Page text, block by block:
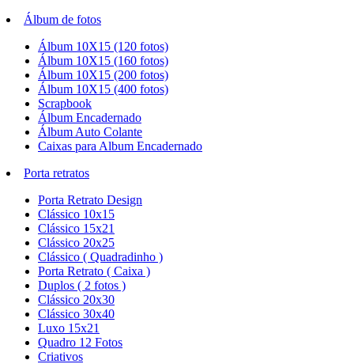
Álbum de fotos
Álbum 10X15 (120 fotos)
Álbum 10X15 (160 fotos)
Álbum 10X15 (200 fotos)
Álbum 10X15 (400 fotos)
Scrapbook
Álbum Encadernado
Álbum Auto Colante
Caixas para Album Encadernado
Porta retratos
Porta Retrato Design
Clássico 10x15
Clássico 15x21
Clássico 20x25
Clássico ( Quadradinho )
Porta Retrato ( Caixa )
Duplos ( 2 fotos )
Clássico 20x30
Clássico 30x40
Luxo 15x21
Quadro 12 Fotos
Criativos